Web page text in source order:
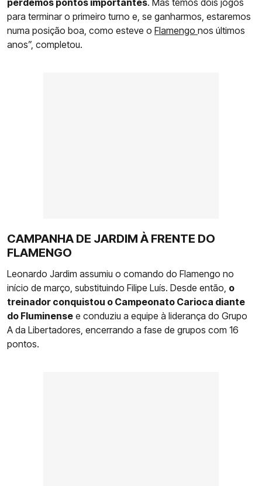
para terminar o primeiro turno e, se ganharmos, estaremos
numa posição boa, como esteve o Flamengo nos últimos
anos”, completou.
CAMPANHA DE JARDIM À FRENTE DO
FLAMENGO
Leonardo Jardim assumiu o comando do Flamengo no
início de março, substituindo Filipe Luís. Desde então, o
treinador conquistou o Campeonato Carioca diante
do Fluminense e conduziu a equipe à liderança do Grupo
A da Libertadores, encerrando a fase de grupos com 16
pontos.